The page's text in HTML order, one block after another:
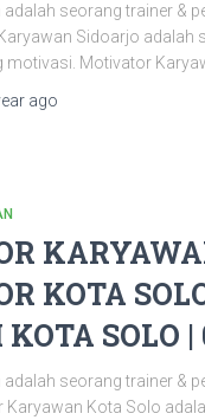
seorang trainer &
Sidoarjo adalah
motivasi. Motivator
ago
KOTA
SOLO
seorang trainer &
Karyawan Kota Solo